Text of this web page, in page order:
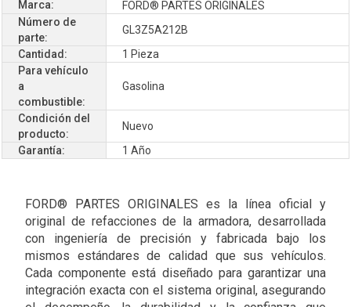
Marca:
FORD® PARTES ORIGINALES
Número de
parte:
GL3Z5A212B
Cantidad:
1 Pieza
Para vehículo
a
combustible:
Gasolina
Condición del
producto:
Nuevo
Garantía:
1 Año
FORD® PARTES ORIGINALES es la línea oficial y
original de refacciones de la armadora, desarrollada
con ingeniería de precisión y fabricada bajo los
mismos estándares de calidad que sus vehículos.
Cada componente está diseñado para garantizar una
integración exacta con el sistema original, asegurando